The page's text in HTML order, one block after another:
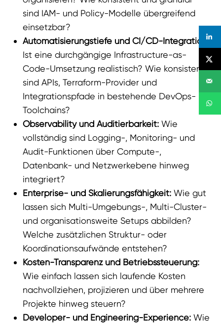
sind IAM- und Policy-Modelle übergreifend
einsetzbar?
Automatisierungstiefe und CI/CD-Integration:
Ist eine durchgängige Infrastructure-as-
Code-Umsetzung realistisch? Wie konsistent
sind APIs, Terraform-Provider und
Integrationspfade in bestehende DevOps-
Toolchains?
Observability und Auditierbarkeit:Wie
vollständig sind Logging-, Monitoring- und
Audit-Funktionen über Compute-,
Datenbank- und Netzwerkebene hinweg
integriert?
Enterprise- und Skalierungsfähigkeit:Wie gut
lassen sich Multi-Umgebungs-, Multi-Cluster-
und organisationsweite Setups abbilden?
Welche zusätzlichen Struktur- oder
Koordinationsaufwände entstehen?
Kosten-Transparenz und Betriebssteuerung:
Wie einfach lassen sich laufende Kosten
nachvollziehen, projizieren und über mehrere
Projekte hinweg steuern?
Developer- und Engineering-Experience:Wie